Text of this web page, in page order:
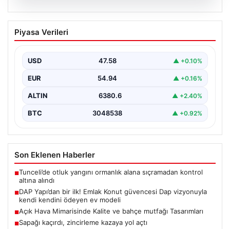
04.08.2026
DAP Yapı’dan bir ilk! Emlak Konut
güvencesi Dap vizyonuyla kendi
Piyasa Verileri
USD 47.58 ▲ +0.10%
EUR 54.94 ▲ +0.16%
ALTIN 6380.6 ▲ +2.40%
BTC 3048538 ▲ +0.92%
Son Eklenen Haberler
■Tunceli’de otluk yangını ormanlık alana sıçramadan kontrol
altına alındı
■DAP Yapı’dan bir ilk! Emlak Konut güvencesi Dap vizyonuyla
kendi kendini ödeyen ev modeli
■Açık Hava Mimarisinde Kalite ve bahçe mutfağı Tasarımları
■Sapağı kaçırdı, zincirleme kazaya yol açtı